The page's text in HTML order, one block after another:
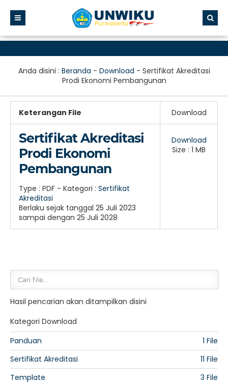
Anda disini : Beranda - Download - Sertifikat Akreditasi
Prodi Ekonomi Pembangunan
Keterangan File Download
Sertifikat Akreditasi
Prodi Ekonomi
Pembangunan
Type : PDF - Kategori : Sertifikat
Akreditasi
Berlaku sejak tanggal 25 Juli 2023
sampai dengan 25 Juli 2028
Download
Size : 1 MB
Hasil pencarian akan ditampilkan disini
Kategori Download
Panduan
1 File
Sertifikat Akreditasi
11 File
Template
3 File